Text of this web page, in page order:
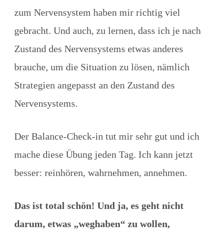
zum Nervensystem haben mir richtig viel
gebracht. Und auch, zu lernen, dass ich je nach
Zustand des Nervensystems etwas anderes
brauche, um die Situation zu lösen, nämlich
Strategien angepasst an den Zustand des
Nervensystems.
Der Balance-Check-in tut mir sehr gut und ich
mache diese Übung jeden Tag. Ich kann jetzt
besser: reinhören, wahrnehmen, annehmen.
Das ist total schön! Und ja, es geht nicht
darum, etwas „weghaben“ zu wollen,